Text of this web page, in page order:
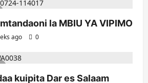
la MBIU YA VIPIMO
ago 0
kuipita Dar es Salaam